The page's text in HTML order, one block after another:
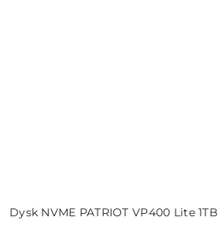
Dysk NVME PATRIOT VP400 Lite 1TB